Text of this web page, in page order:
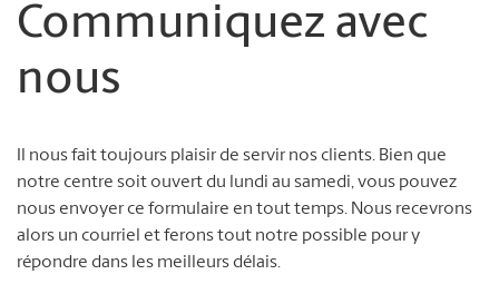
Communiquez avec
nous
Il nous fait toujours plaisir de servir nos clients. Bien que
notre centre soit ouvert du lundi au samedi, vous pouvez
nous envoyer ce formulaire en tout temps. Nous recevrons
alors un courriel et ferons tout notre possible pour y
répondre dans les meilleurs délais.